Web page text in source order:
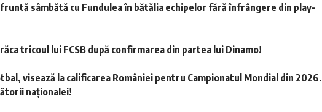
sâmbătă cu Fundulea în bătălia echipelor fără înfrângere din play-
tricoul lui FCSB după confirmarea din partea lui Dinamo!
visează la calificarea României pentru Campionatul Mondial din 2026.
naționalei!